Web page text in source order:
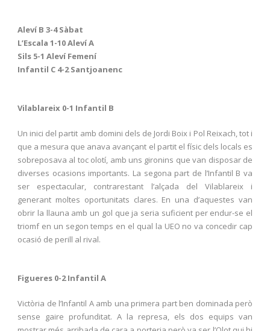
Aleví B 3-4 Sàbat
L’Escala 1-10 Aleví A
Sils 5-1 Aleví Femení
Infantil C 4-2 Santjoanenc
Vilablareix 0-1 Infantil B
Un inici del partit amb domini dels de Jordi Boix i Pol Reixach, tot i
que a mesura que anava avançant el partit el físic dels locals es
sobreposava al toc olotí, amb uns gironins que van disposar de
diverses ocasions importants. La segona part de l’Infantil B va
ser espectacular, contrarestant l’alçada del Vilablareix i
generant moltes oportunitats clares. En una d’aquestes van
obrir la llauna amb un gol que ja seria suficient per endur-se el
triomf en un segon temps en el qual la UEO no va concedir cap
ocasió de perill al rival.
Figueres 0-2 Infantil A
Victòria de l’Infantil A amb una primera part ben dominada però
sense gaire profunditat. A la represa, els dos equips van